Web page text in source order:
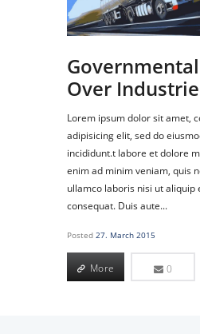
Over
Lorem ipsum dolor sit amet,
adipisicing elit, sed do
incididunt.t labore et dolore
enim ad minim veniam, quis
ullamco laboris nisi ut aliquip
consequat. Duis aute...
Posted 27. March 2015
More
More 0